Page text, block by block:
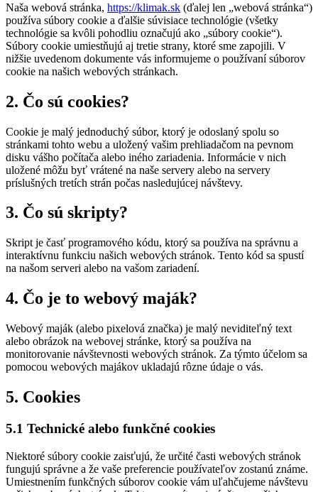
Naša webová stránka, https://klimak.sk (ďalej len „webová stránka“)
používa súbory cookie a ďalšie súvisiace technológie (všetky
technológie sa kvôli pohodliu označujú ako „súbory cookie“).
Súbory cookie umiestňujú aj tretie strany, ktoré sme zapojili. V
nižšie uvedenom dokumente vás informujeme o používaní súborov
cookie na našich webových stránkach.
2. Čo sú cookies?
Cookie je malý jednoduchý súbor, ktorý je odoslaný spolu so
stránkami tohto webu a uložený vašim prehliadačom na pevnom
disku vášho počítača alebo iného zariadenia. Informácie v nich
uložené môžu byť vrátené na naše servery alebo na servery
príslušných tretích strán počas nasledujúcej návštevy.
3. Čo sú skripty?
Skript je časť programového kódu, ktorý sa používa na správnu a
interaktívnu funkciu našich webových stránok. Tento kód sa spustí
na našom serveri alebo na vašom zariadení.
4. Čo je to webový maják?
Webový maják (alebo pixelová značka) je malý neviditeľný text
alebo obrázok na webovej stránke, ktorý sa používa na
monitorovanie návštevnosti webových stránok. Za týmto účelom sa
pomocou webových majákov ukladajú rôzne údaje o vás.
5. Cookies
5.1 Technické alebo funkčné cookies
Niektoré súbory cookie zaisťujú, že určité časti webových stránok
fungujú správne a že vaše preferencie používateľov zostanú známe.
Umiestnením funkčných súborov cookie vám uľahčujeme návštevu